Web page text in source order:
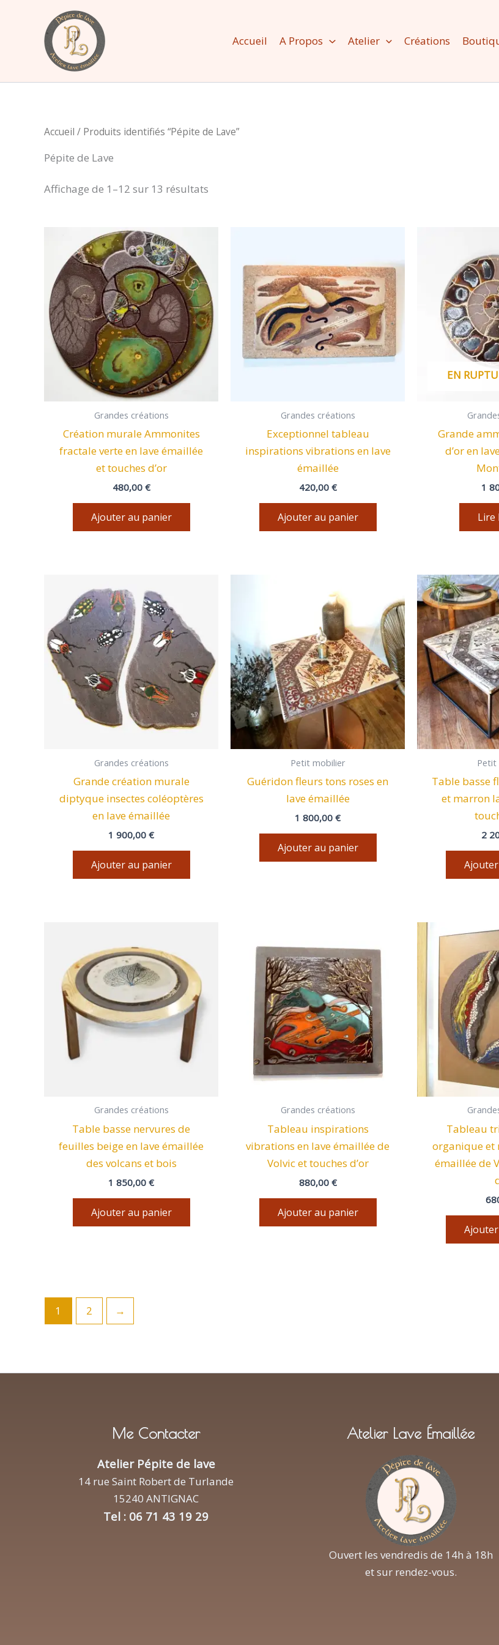
Accueil A Propos Atelier Créations
Accueil / Produits identifiés “Pépite de Lave”
Pépite de Lave
Affichage de 1–12 sur 13 résultats
Grandes créations
Création murale Ammonites
fractale verte en lave émaillée
et touches d’or
480,00 €
Ajouter au panier
Grandes créations
Exceptionnel tableau
inspirations vibrations en lave
émaillée
420,00 €
Ajouter au panier
EN
Grande
d’or en
1
Lire
Grandes créations
Grande création murale
diptyque insectes coléoptères
en lave émaillée
1 900,00 €
Ajouter au panier
Petit mobilier
Guéridon fleurs tons roses en
lave émaillée
1 800,00 €
Ajouter au panier
Petit
Table basse
et marron
2
Grandes créations
Table basse nervures de
feuilles beige en lave émaillée
des volcans et bois
1 850,00 €
Ajouter au panier
Grandes créations
Tableau inspirations
vibrations en lave émaillée de
Volvic et touches d’or
880,00 €
Ajouter au panier
Tableau
organique et
émaillée de
1 2 →
Me Contacter
Atelier Pépite de lave
14 rue Saint Robert de Turlande
15240 ANTIGNAC
Tel : 06 71 43 19 29
Atelier Lave Émaillée
Ouvert les vendredis de 14h à 18h
et sur rendez-vous.